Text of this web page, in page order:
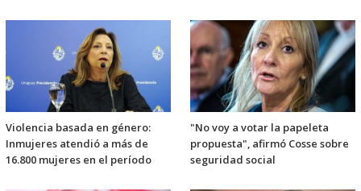
Violencia basada en género:
Inmujeres atendió a más de
16.800 mujeres en el período
"No voy a votar la papeleta
propuesta", afirmó Cosse sobre
seguridad social